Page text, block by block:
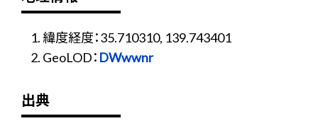
緯度経度：35.710310, 139.743401
GeoLOD： DWwwnr
出典